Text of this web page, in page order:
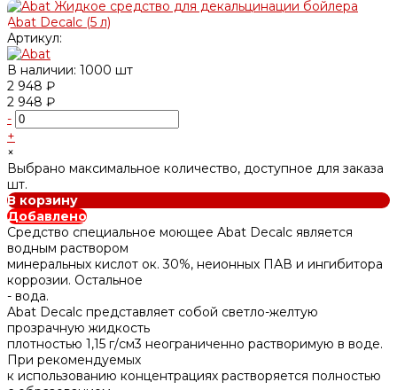
Артикул:
В наличии: 1000 шт
2 948 ₽
2 948 ₽
-
+
×
Выбрано максимальное количество, доступное для заказа
шт.
В корзину
Добавлено
Средство специальное моющее Abat Decalc является
водным раствором
минеральных кислот ок. 30%, неионных ПАВ и ингибитора
коррозии. Остальное
- вода.
Abat Decalc представляет собой светло-желтую
прозрачную жидкость
плотностью 1,15 г/см3 неограниченно растворимую в воде.
При рекомендуемых
к использованию концентрациях растворяется полностью